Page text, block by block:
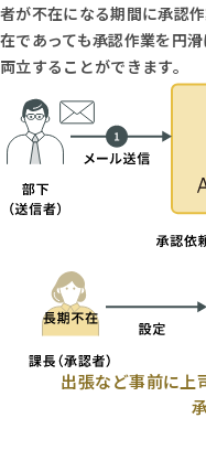
者が不在になる期間に承認
在であっても承認作業を円
両立することができます。
出張など事前に上